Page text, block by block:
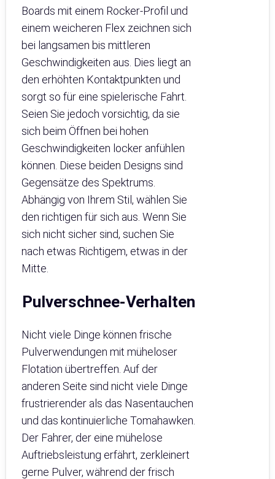
Boards mit einem Rocker-Profil und
einem weicheren Flex zeichnen sich
bei langsamen bis mittleren
Geschwindigkeiten aus. Dies liegt an
den erhöhten Kontaktpunkten und
sorgt so für eine spielerische Fahrt.
Seien Sie jedoch vorsichtig, da sie
sich beim Öffnen bei hohen
Geschwindigkeiten locker anfühlen
können. Diese beiden Designs sind
Gegensätze des Spektrums.
Abhängig von Ihrem Stil, wählen Sie
den richtigen für sich aus. Wenn Sie
sich nicht sicher sind, suchen Sie
nach etwas Richtigem, etwas in der
Mitte.
Pulverschnee-Verhalten
Nicht viele Dinge können frische
Pulverwendungen mit müheloser
Flotation übertreffen. Auf der
anderen Seite sind nicht viele Dinge
frustrierender als das Nasentauchen
und das kontinuierliche Tomahawken.
Der Fahrer, der eine mühelose
Auftriebsleistung erfährt, zerkleinert
gerne Pulver, während der frisch